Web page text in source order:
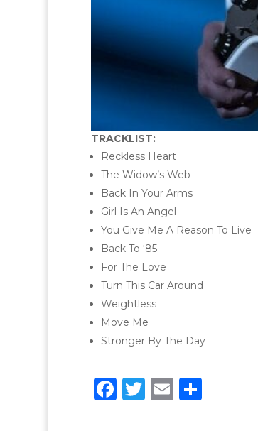
TRACKLIST:
Reckless Heart
The Widow’s Web
Back In Your Arms
Girl Is An Angel
You Give Me A Reason To Live
Back To ‘85
For The Love
Turn This Car Around
Weightless
Move Me
Stronger By The Day
F T E C